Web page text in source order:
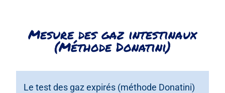
Mesure des gaz intestinaux
(Méthode Donatini)​
Le test des gaz expirés (méthode Donatini)